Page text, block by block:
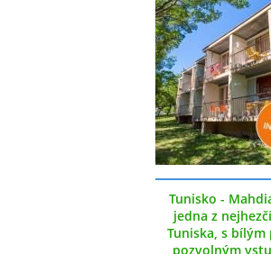
Tunisko -
jedna z
Tuniska, s bílým
pozvolným